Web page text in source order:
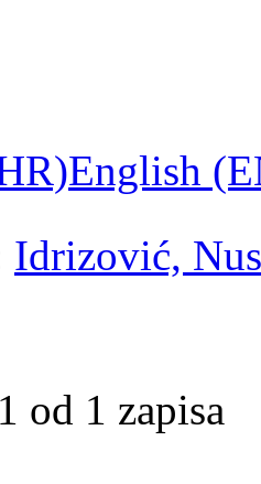
English
Idrizović,
od 1 zapisa